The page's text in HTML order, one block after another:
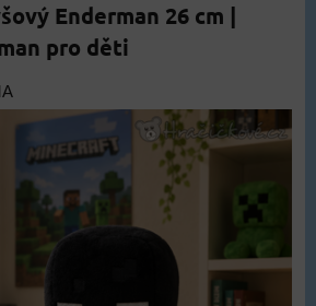
Enderman 26 cm |
pro děti